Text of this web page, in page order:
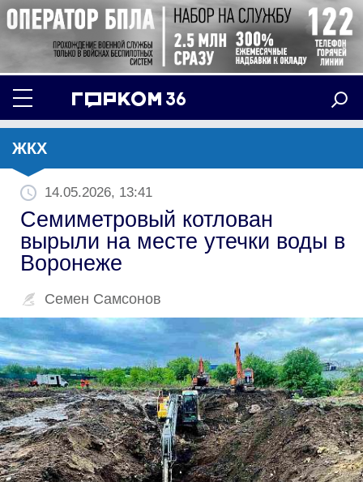
ЖКХ
14.05.2026, 13:41
Семиметровый котлован
вырыли на месте утечки воды в
Воронеже
Семен Самсонов